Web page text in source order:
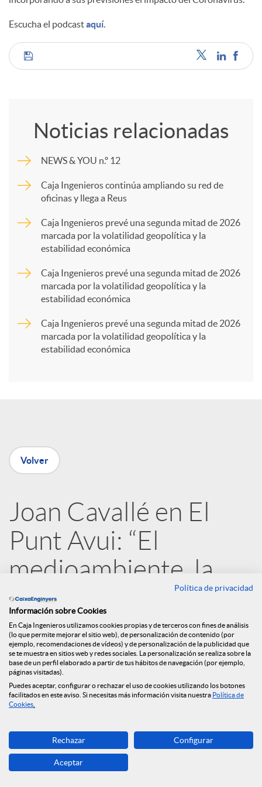
Escucha el podcastaquí.
C
p
a
n
e
d
e
s
S
o
c
Noticias relacionadas
NEWS & YOU n.º 12
Caja Ingenieros continúa ampliando su red de
oficinas y llega a Reus
Caja Ingenieros prevé una segunda mitad de 2026
marcada por la volatilidad geopolítica y la
estabilidad económica
Caja Ingenieros prevé una segunda mitad de 2026
marcada por la volatilidad geopolítica y la
estabilidad económica
Caja Ingenieros prevé una segunda mitad de 2026
marcada por la volatilidad geopolítica y la
estabilidad económica
Volver
Joan Cavallé en El
Punt Avui: “El
medioambiente, la
consciencia social y la
gobernanza contarán
en el rating de los
bancos”
14.04.2020
Política de privacidad
Información sobre Cookies
En Caja Ingenieros utilizamos cookies propias y de terceros con fines de análisis
(lo que permite mejorar el sitio web), de personalización de contenido (por
ejemplo, recomendaciones de vídeos) y de personalización de la publicidad que
se te muestra en sitios web y redes sociales. La personalización se realiza sobre la
base de un perfil elaborado a partir de tus hábitos de navegación (por ejemplo,
páginas visitadas).
Puedes aceptar, configurar o rechazar el uso de cookies utilizando los botones
facilitados en este aviso. Si necesitas más información visita nuestra Política de
Cookies
Rechazar Configurar
Aceptar